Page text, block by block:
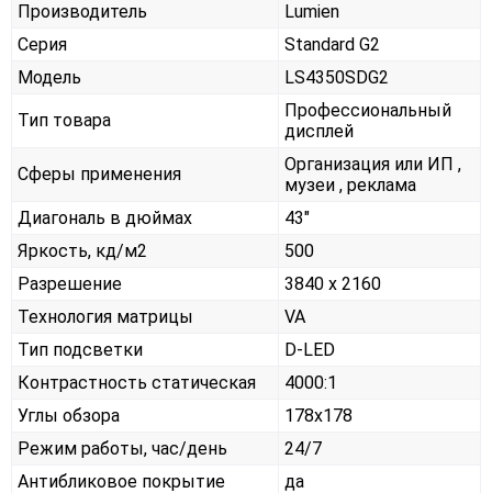
Производитель
Lumien
Серия
Standard G2
Модель
LS4350SDG2
Тип товара
Профессиональный
дисплей
Сферы применения
Организация или ИП ,
музеи , реклама
Диагональ в дюймах
43"
Яркость, кд/м2
500
Разрешение
3840 x 2160
Технология матрицы
VA
Тип подсветки
D-LED
Контрастность статическая
4000:1
Углы обзора
178x178
Режим работы, час/день
24/7
Антибликовое покрытие
да